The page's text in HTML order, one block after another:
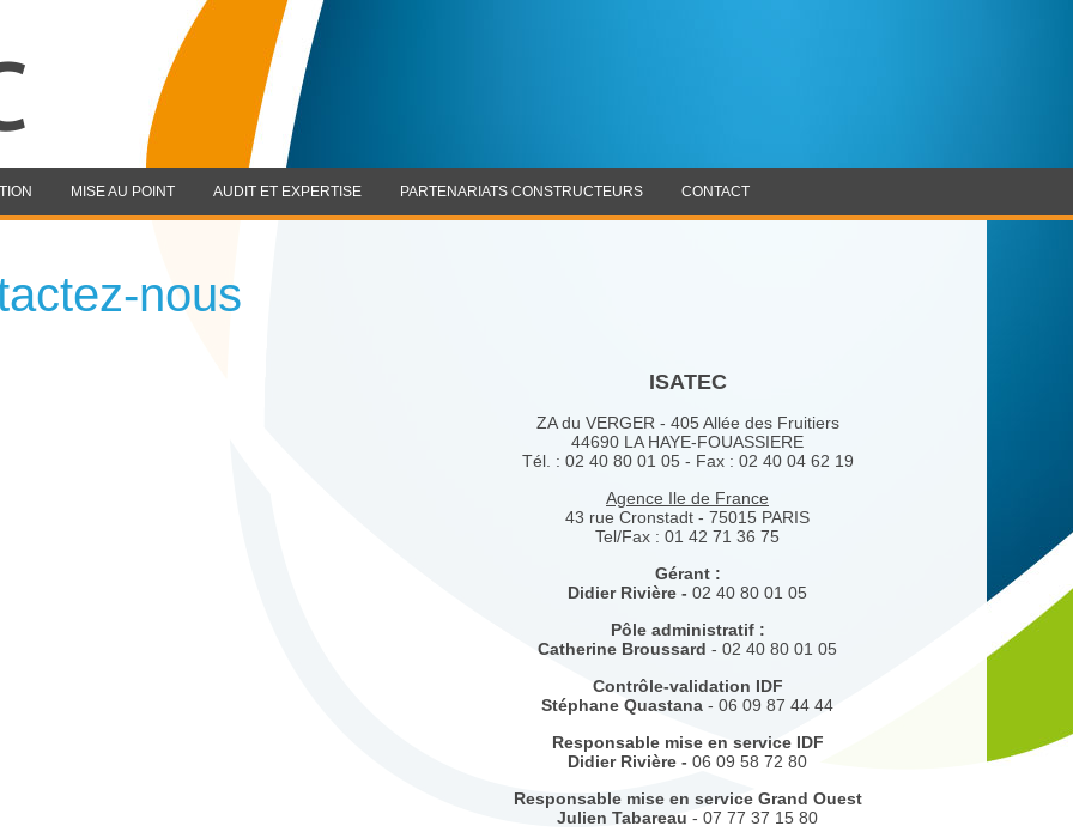
MISE AU POINT AUDIT ET EXPERTISE PARTENARIATS CONSTRUCTEURS CONTACT
nous
ISATEC
ZA du VERGER - 405 Allée des Fruitiers
44690 LA HAYE-FOUASSIERE
Tél. : 02 40 80 01 05 - Fax : 02 40 04 62 19
Agence Ile de France
43 rue Cronstadt - 75015 PARIS
Tel/Fax : 01 42 71 36 75
Gérant :
Didier Rivière - 02 40 80 01 05
Pôle administratif :
Catherine Broussard - 02 40 80 01 05
Contrôle-validation IDF
Stéphane Quastana - 06 09 87 44 44
Responsable mise en service IDF
Didier Rivière - 06 09 58 72 80
Responsable mise en service Grand Ouest
Julien Tabareau - 07 77 37 15 80